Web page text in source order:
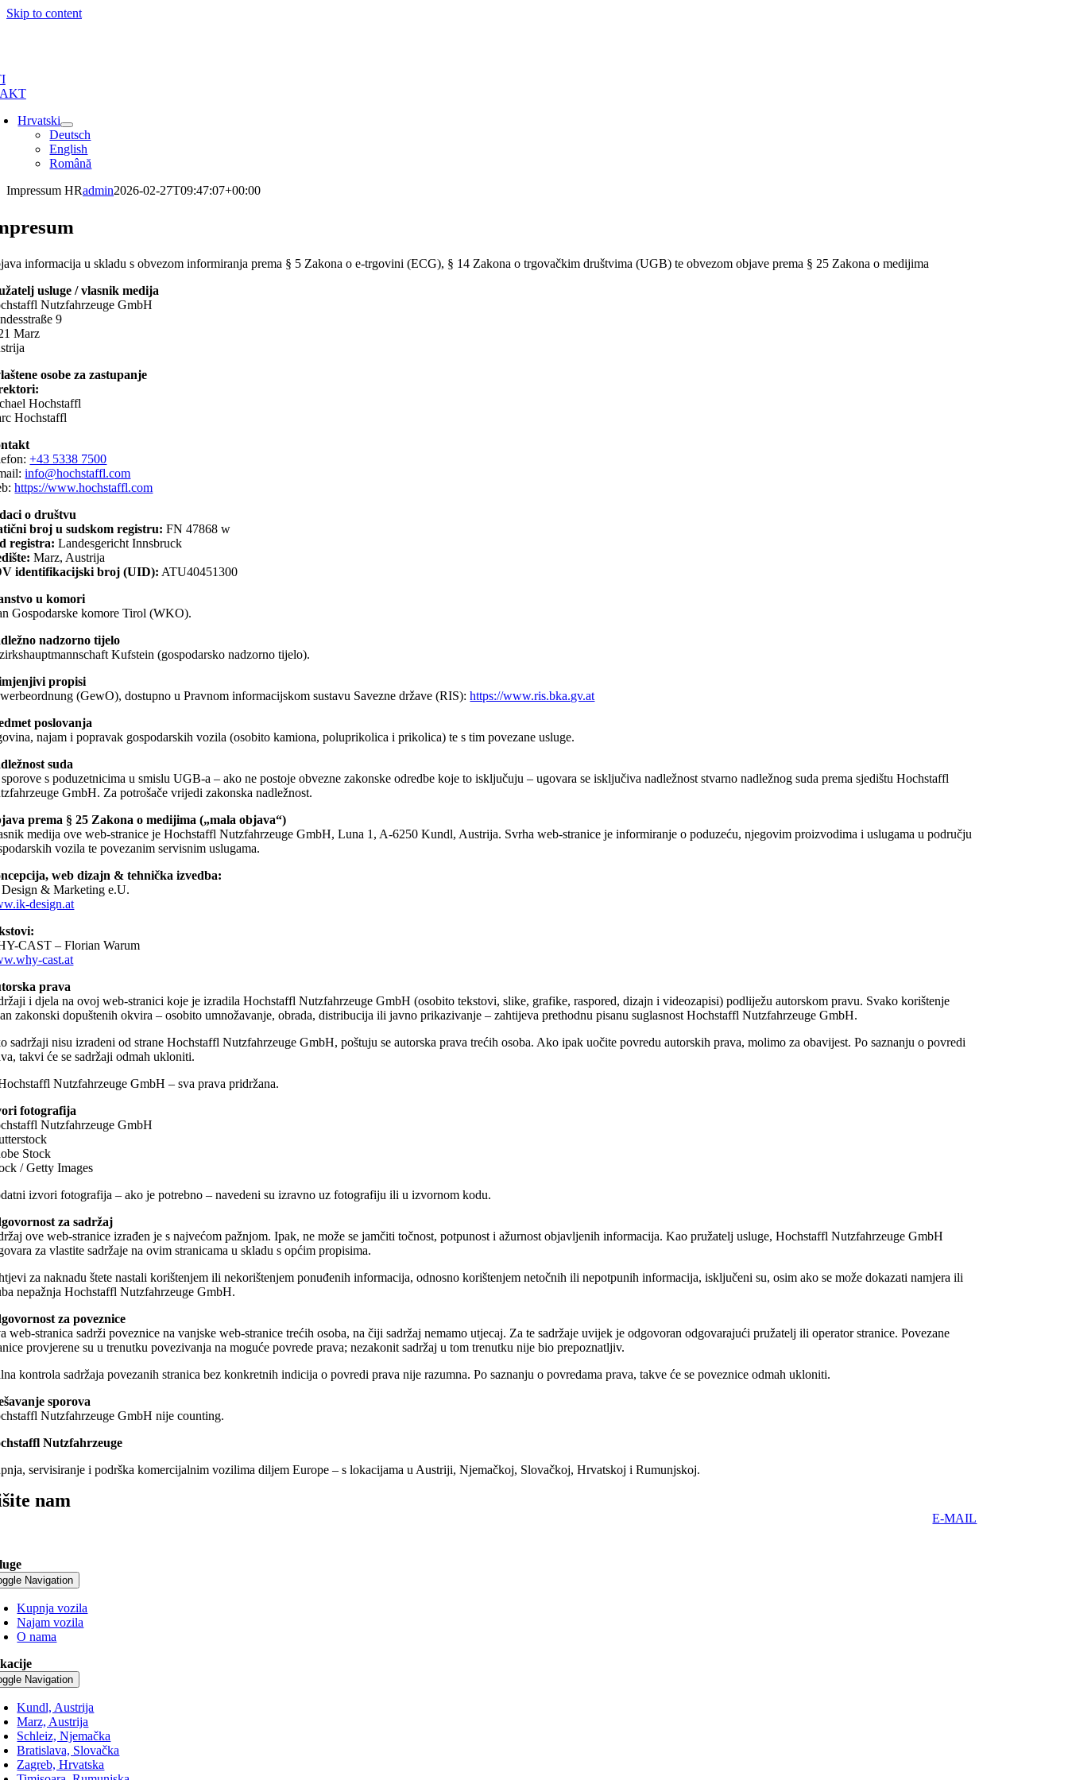
Skip to content
Hrvatski
Deutsch
English
Română
Impressum HRadmin2026-02-27T09:47:07+00:00
informacija u skladu s obvezom informiranja prema § 5 Zakona o e-trgovini (ECG), § 14 Zakona o trgovačkim društvima (UGB) te obvezom objave prema § 25 Zakona o medijima
usluge / vlasnik medija
Nutzfahrzeuge GmbH
9
Marz
osobe za zastupanje
Hochstaffl
Hochstaffl
+43 5338 7500
info@hochstaffl.com
https://www.hochstaffl.com
o društvu
broj u sudskom registru: FN 47868 w
registra: Landesgericht Innsbruck
Marz, Austrija
identifikacijski broj (UID): ATU40451300
u komori
Gospodarske komore Tirol (WKO).
nadzorno tijelo
Kufstein (gospodarsko nadzorno tijelo).
propisi
(GewO), dostupno u Pravnom informacijskom sustavu Savezne države (RIS):https://www.ris.bka.gv.at
poslovanja
najam i popravak gospodarskih vozila (osobito kamiona, poluprikolica i prikolica) te s tim povezane usluge.
suda
s poduzetnicima u smislu UGB-a – ako ne postoje obvezne zakonske odredbe koje to isključuju – ugovara se isključiva nadležnost stvarno nadležnog suda prema sjedištu Hochstaffl
GmbH. Za potrošače vrijedi zakonska nadležnost.
prema § 25 Zakona o medijima („mala objava“)
medija ove web-stranice je Hochstaffl Nutzfahrzeuge GmbH, Luna 1, A-6250 Kundl, Austrija. Svrha web-stranice je informiranje o poduzeću, njegovim proizvodima i uslugama u području
vozila te povezanim servisnim uslugama.
web dizajn & tehnička izvedba:
& Marketing e.U.
design.at
CAST – Florian Warum
cast.at
prava
i djela na ovoj web-stranici koje je izradila Hochstaffl Nutzfahrzeuge GmbH (osobito tekstovi, slike, grafike, raspored, dizajn i videozapisi) podliježu autorskom pravu. Svako korištenje
zakonski dopuštenih okvira – osobito umnožavanje, obrada, distribucija ili javno prikazivanje – zahtijeva prethodnu pisanu suglasnost Hochstaffl Nutzfahrzeuge GmbH.
sadržaji nisu izradeni od strane Hochstaffl Nutzfahrzeuge GmbH, poštuju se autorska prava trećih osoba. Ako ipak uočite povredu autorskih prava, molimo za obavijest. Po saznanju o povredi
takvi će se sadržaji odmah ukloniti.
Nutzfahrzeuge GmbH – sva prava pridržana.
fotografija
Nutzfahrzeuge GmbH
Stock
/ Getty Images
izvori fotografija – ako je potrebno – navedeni su izravno uz fotografiju ili u izvornom kodu.
za sadržaj
ove web-stranice izrađen je s najvećom pažnjom. Ipak, ne može se jamčiti točnost, potpunost i ažurnost objavljenih informacija. Kao pružatelj usluge, Hochstaffl Nutzfahrzeuge GmbH
za vlastite sadržaje na ovim stranicama u skladu s općim propisima.
za naknadu štete nastali korištenjem ili nekorištenjem ponuđenih informacija, odnosno korištenjem netočnih ili nepotpunih informacija, isključeni su, osim ako se može dokazati namjera ili
nepažnja Hochstaffl Nutzfahrzeuge GmbH.
za poveznice
web-stranica sadrži poveznice na vanjske web-stranice trećih osoba, na čiji sadržaj nemamo utjecaj. Za te sadržaje uvijek je odgovoran odgovarajući pružatelj ili operator stranice. Povezane
provjerene su u trenutku povezivanja na moguće povrede prava; nezakonit sadržaj u tom trenutku nije bio prepoznatljiv.
kontrola sadržaja povezanih stranica bez konkretnih indicija o povredi prava nije razumna. Po saznanju o povredama prava, takve će se poveznice odmah ukloniti.
sporova
Nutzfahrzeuge GmbH nije counting.
Nutzfahrzeuge
servisiranje i podrška komercijalnim vozilima diljem Europe – s lokacijama u Austriji, Njemačkoj, Slovačkoj, Hrvatskoj i Rumunjskoj.
nam
E-MAIL
Navigation
Kupnja vozila
Najam vozila
O nama
Navigation
Kundl, Austrija
Marz, Austrija
Schleiz, Njemačka
Bratislava, Slovačka
Zagreb, Hrvatska